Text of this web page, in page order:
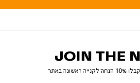
JOIN THE
באתר